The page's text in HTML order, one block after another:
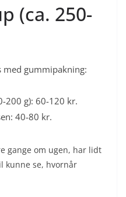
(ca. 250-
gummipakning:
200 g): 60-120 kr.
40-80 kr.
gange om ugen, har lidt
kunne se, hvornår